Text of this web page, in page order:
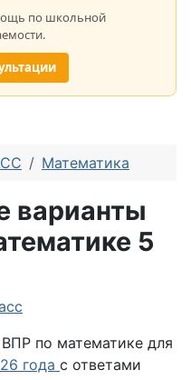
по школьной
Математика
варианты
5
по математике для
года с ответами